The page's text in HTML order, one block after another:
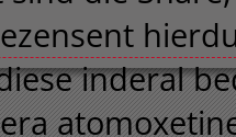
inderal